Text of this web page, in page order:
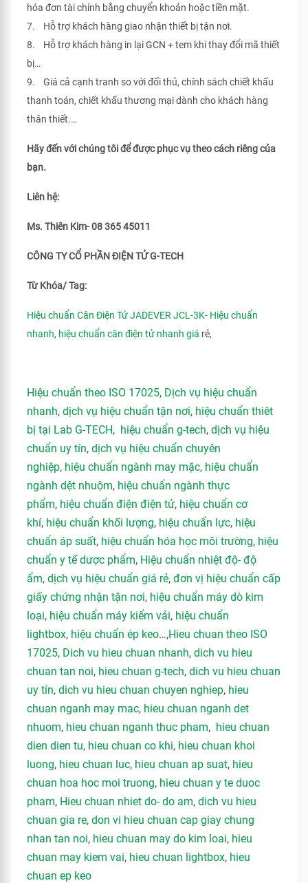
hóa đơn tài chính bằng chuyển khoản hoặc tiền mặt.
7. Hỗ trợ khách hàng giao nhận thiết bị tận nơi.
8. Hỗ trợ khách hàng in lại GCN + tem khi thay đổi mã thiết
bị…
9. Giá cả cạnh tranh so với đối thủ, chính sách chiết khấu
thanh toán, chiết khấu thương mại dành cho khách hàng
thân thiết.…
Hãy đến với chúng tôi để được phục vụ theo cách riêng của
bạn.
Liên hệ:
Ms. Thiên Kim- 08 365 45011
CÔNG TY CỔ PHẦN ĐIỆN TỬ G-TECH
Từ Khóa/ Tag:
Hiệu chuẩn Cân Điện Tử JADEVER JCL-3K- Hiệu chuẩn
nhanh, hiệu chuẩn cân điện tử nhanh giá rẻ,
Hiệu chuẩn theo ISO 17025, Dịch vụ hiệu chuẩn
nhanh, dịch vụ hiệu chuẩn tận nơi, hiệu chuẩn thiêt
bị tại Lab G-TECH, hiệu chuẩn g-tech, dịch vụ hiệu
chuẩn uy tín, dịch vụ hiệu chuẩn chuyên
nghiệp, hiệu chuẩn ngành may mặc, hiệu chuẩn
ngành dệt nhuộm, hiệu chuẩn ngành thực
phẩm, hiệu chuẩn điện điện tử, hiệu chuẩn cơ
khí, hiệu chuẩn khối lượng, hiệu chuẩn lực, hiệu
chuẩn áp suất, hiệu chuẩn hóa học môi trường, hiệu
chuẩn y tế dược phẩm, Hiệu chuẩn nhiệt độ- độ
ẩm, dịch vụ hiệu chuẩn giá rẻ, đơn vị hiệu chuẩn cấp
giấy chứng nhận tận nơi, hiệu chuẩn máy dò kim
loại, hiệu chuẩn máy kiểm vải, hiệu chuẩn
lightbox, hiệu chuẩn ép keo…,Hieu chuan theo ISO
17025, Dich vu hieu chuan nhanh, dich vu hieu
chuan tan noi, hieu chuan g-tech, dich vu hieu chuan
uy tín, dich vu hieu chuan chuyen nghiep, hieu
chuan nganh may mac, hieu chuan nganh det
nhuom, hieu chuan nganh thuc pham, hieu chuan
dien dien tu, hieu chuan co khi, hieu chuan khoi
luong, hieu chuan luc, hieu chuan ap suat, hieu
chuan hoa hoc moi truong, hieu chuan y te duoc
pham, Hieu chuan nhiet do- do am, dich vu hieu
chuan gia re, don vi hieu chuan cap giay chung
nhan tan noi, hieu chuan may do kim loai, hieu
chuan may kiem vai, hieu chuan lightbox, hieu
chuan ep keo